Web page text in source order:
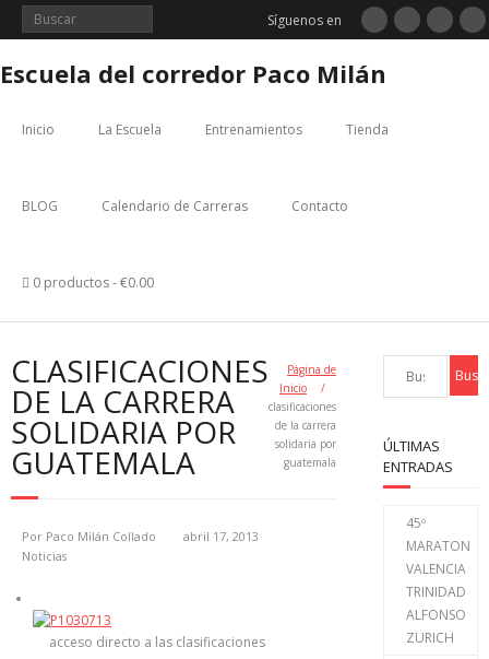
Saltar
Síguenos en
Escuela del corredor Paco Milán
Inicio La Escuela Entrenamientos Tienda
BLOG Calendario de Carreras Contacto
0 productos €0.00
CLASIFICACIONES
DE LA CARRERA
SOLIDARIA POR
GUATEMALA
Página de
Inicio
/
clasificaciones
de la carrera
solidaria por
guatemala
Por Paco Milán Collado
abril 17, 2013
Noticias
acceso directo a las clasificaciones
ÚLTIMAS
ENTRADAS
45º
MARATON
VALENCIA
TRINIDAD
ALFONSO
ZURICH